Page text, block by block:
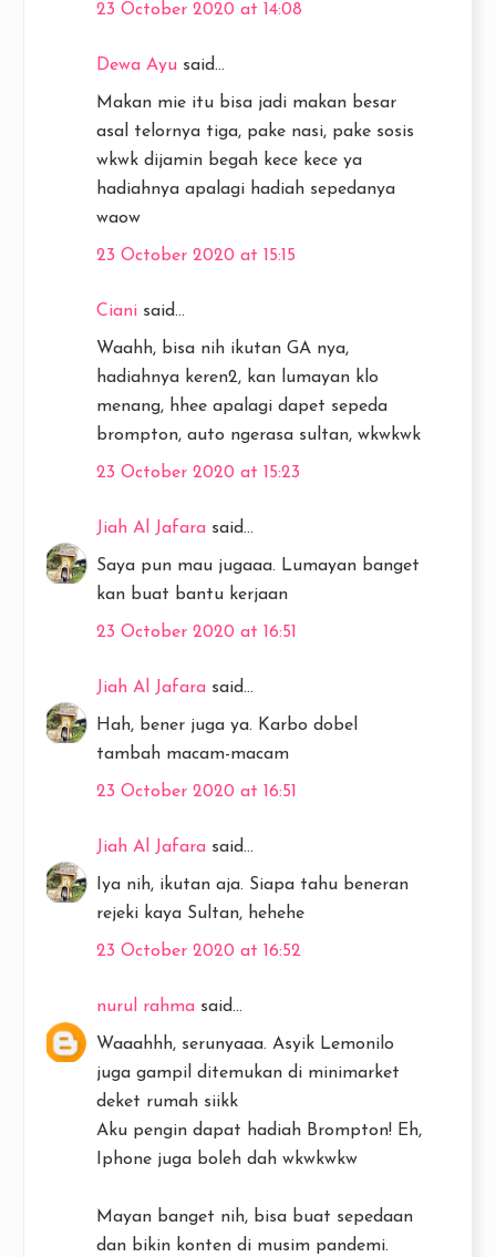
23 October 2020 at 14:08
Dewa Ayu said...
Makan mie itu bisa jadi makan besar
asal telornya tiga, pake nasi, pake sosis
wkwk dijamin begah kece kece ya
hadiahnya apalagi hadiah sepedanya
waow
23 October 2020 at 15:15
Ciani said...
Waahh, bisa nih ikutan GA nya,
hadiahnya keren2, kan lumayan klo
menang, hhee apalagi dapet sepeda
brompton, auto ngerasa sultan, wkwkwk
23 October 2020 at 15:23
Jiah Al Jafara said...
Saya pun mau jugaaa. Lumayan banget
kan buat bantu kerjaan
23 October 2020 at 16:51
Jiah Al Jafara said...
Hah, bener juga ya. Karbo dobel
tambah macam-macam
23 October 2020 at 16:51
Jiah Al Jafara said...
Iya nih, ikutan aja. Siapa tahu beneran
rejeki kaya Sultan, hehehe
23 October 2020 at 16:52
nurul rahma said...
Waaahhh, serunyaaa. Asyik Lemonilo
juga gampil ditemukan di minimarket
deket rumah siikk
Aku pengin dapat hadiah Brompton! Eh,
Iphone juga boleh dah wkwkwkw
Mayan banget nih, bisa buat sepedaan
dan bikin konten di musim pandemi.